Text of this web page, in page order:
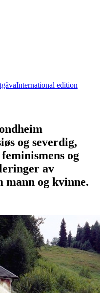
International edition
og severdig,
og
av
mann og kvinne.